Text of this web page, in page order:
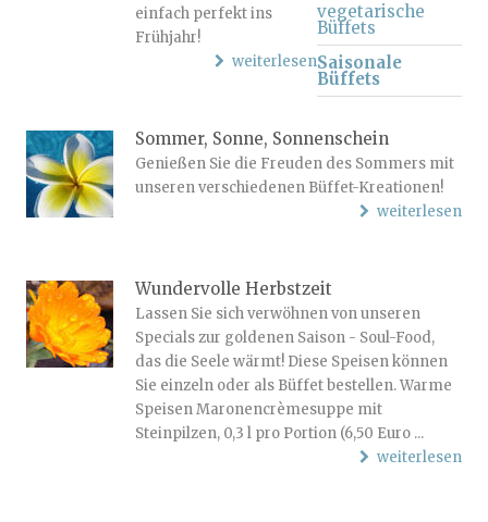
vegetarische
Büffets
Saisonale
Büffets
einfach perfekt ins
Frühjahr!
weiterlesen
Sommer, Sonne, Sonnenschein
Genießen Sie die Freuden des Sommers mit
unseren verschiedenen Büffet-Kreationen!
weiterlesen
Wundervolle Herbstzeit
Lassen Sie sich verwöhnen von unseren
Specials zur goldenen Saison - Soul-Food,
das die Seele wärmt! Diese Speisen können
Sie einzeln oder als Büffet bestellen. Warme
Speisen Maronencrèmesuppe mit
Steinpilzen, 0,3 l pro Portion (6,50 Euro ...
weiterlesen